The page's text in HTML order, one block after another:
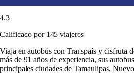
4.3
Calificado por 145 viajeros
Viaja en autobús con Transpaís y disfruta
más de 91 años de experiencia, sus
principales ciudades de Tamaulipas,